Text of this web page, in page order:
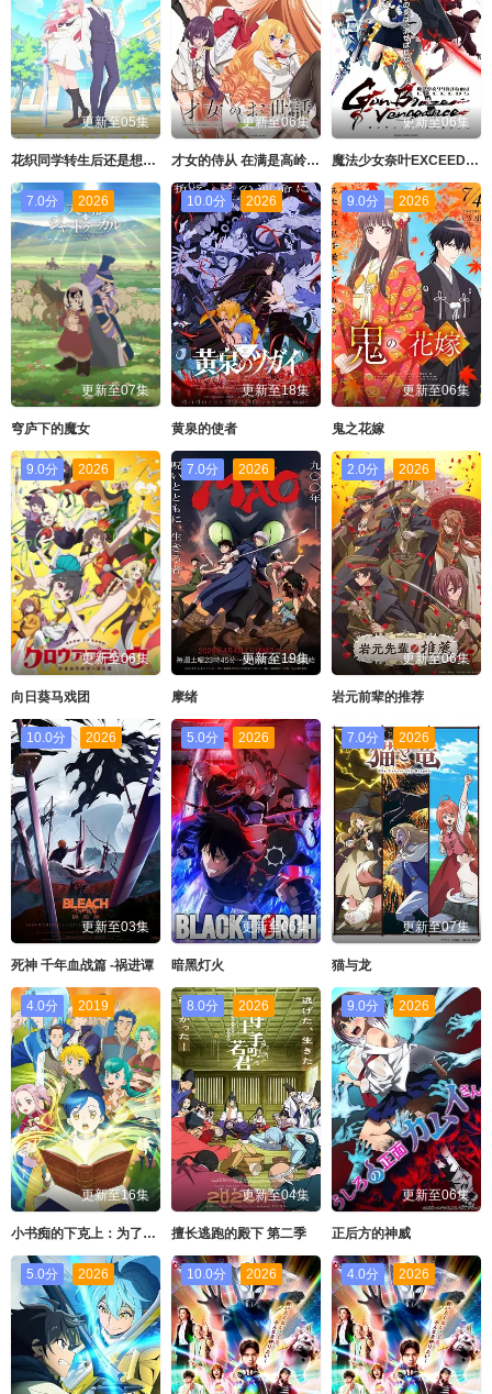
更新至05集
花织同学转生后还是想干架
更新至06集
才女的侍从 在满是高岭之花的贵族学校暗中照顾
更新至06集
魔法少女奈叶EXCEEDS Gun Blaze Vengeance
7.0分 2026
更新至07集
穹庐下的魔女
10.0分 2026
更新至18集
黄泉的使者
9.0分 2026
更新至06集
鬼之花嫁
9.0分 2026
更新至06集
向日葵马戏团
7.0分 2026
更新至19集
摩绪
2.0分 2026
更新至06集
岩元前辈的推荐
10.0分 2026
更新至03集
死神 千年血战篇 -祸进谭
5.0分 2026
更新至06集
暗黑灯火
7.0分 2026
更新至07集
猫与龙
4.0分 2019
更新至16集
小书痴的下克上：为了成为图书管理员不择手段！第四季
8.0分 2026
更新至04集
擅长逃跑的殿下 第二季
9.0分 2026
更新至06集
正后方的神威
5.0分 2026 10.0分 2026 4.0分 2026